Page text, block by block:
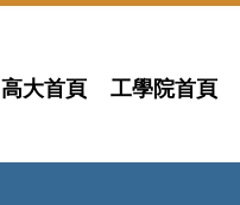
高大首頁 工學院首頁